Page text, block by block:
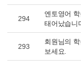
294
엔토영어
태어났습니
293
회원님의
보세요.